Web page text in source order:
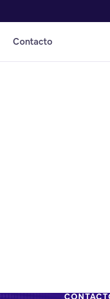
Contacto